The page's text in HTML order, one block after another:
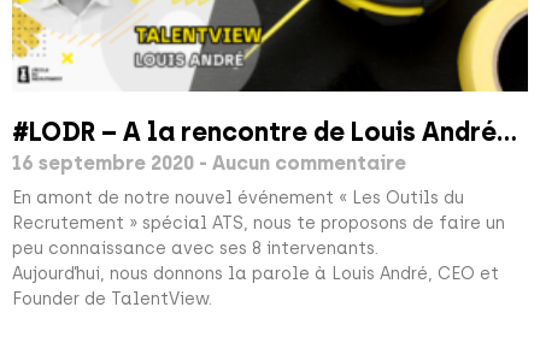
#LODR – A la rencontre de Louis André…
16 septembre 2020 Aucun commentaire
En amont de notre nouvel événement « Les Outils du
Recrutement » spécial ATS, nous te proposons de faire un
peu connaissance avec ses 8 intervenants.
Aujourd’hui, nous donnons la parole à Louis André, CEO et
Founder de TalentView.